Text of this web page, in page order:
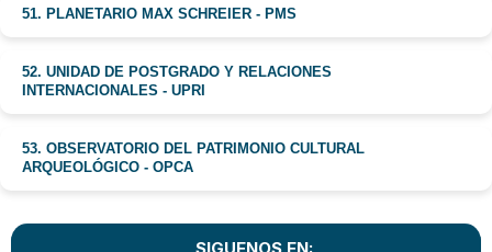
51. PLANETARIO MAX SCHREIER - PMS
52. UNIDAD DE POSTGRADO Y RELACIONES
INTERNACIONALES - UPRI
53. OBSERVATORIO DEL PATRIMONIO CULTURAL
ARQUEOLÓGICO - OPCA